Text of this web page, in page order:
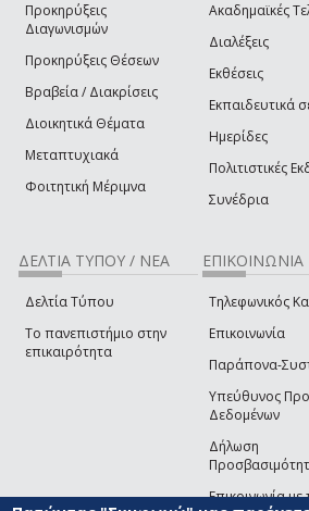
Προκηρύξεις
Διαγωνισμών
Προκηρύξεις Θέσεων
Βραβεία / Διακρίσεις
Διοικητικά Θέματα
Μεταπτυχιακά
Φοιτητική Μέριμνα
Ακαδημαϊκές
Διαλέξεις
Εκθέσεις
Εκπαιδευτικά
Ημερίδες
Πολιτιστικές
Συνέδρια
ΔΕΛΤΙΑ ΤΥΠΟΥ / ΝΕΑ
Δελτία Τύπου
Το πανεπιστήμιο στην
επικαιρότητα
ΕΠΙΚΟΙΝΩΝΙΑ
Τηλεφωνικός
Επικοινωνία
Παράπονα-
Υπεύθυνος
Δεδομένων
Δήλωση
Επικοινωνία